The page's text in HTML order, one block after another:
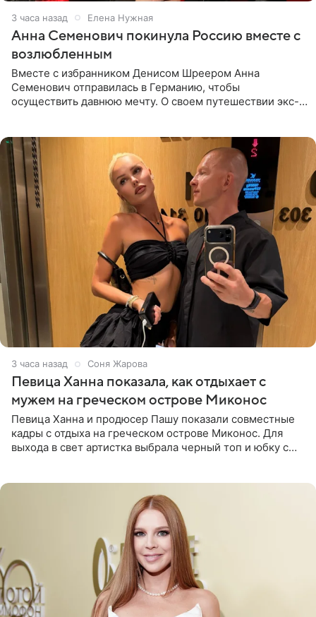
3 часа назад Елена Нужная
Анна Семенович покинула Россию вместе с
возлюбленным
Вместе с избранником Денисом Шреером Анна
Семенович отправилась в Германию, чтобы
осуществить давнюю мечту. О своем путешествии экс-
3 часа назад Соня Жарова
Певица Ханна показала, как отдыхает с
мужем на греческом острове Миконос
Певица Ханна и продюсер Пашу показали совместные
кадры с отдыха на греческом острове Миконос. Для
выхода в свет артистка выбрала черный топ и юбку с